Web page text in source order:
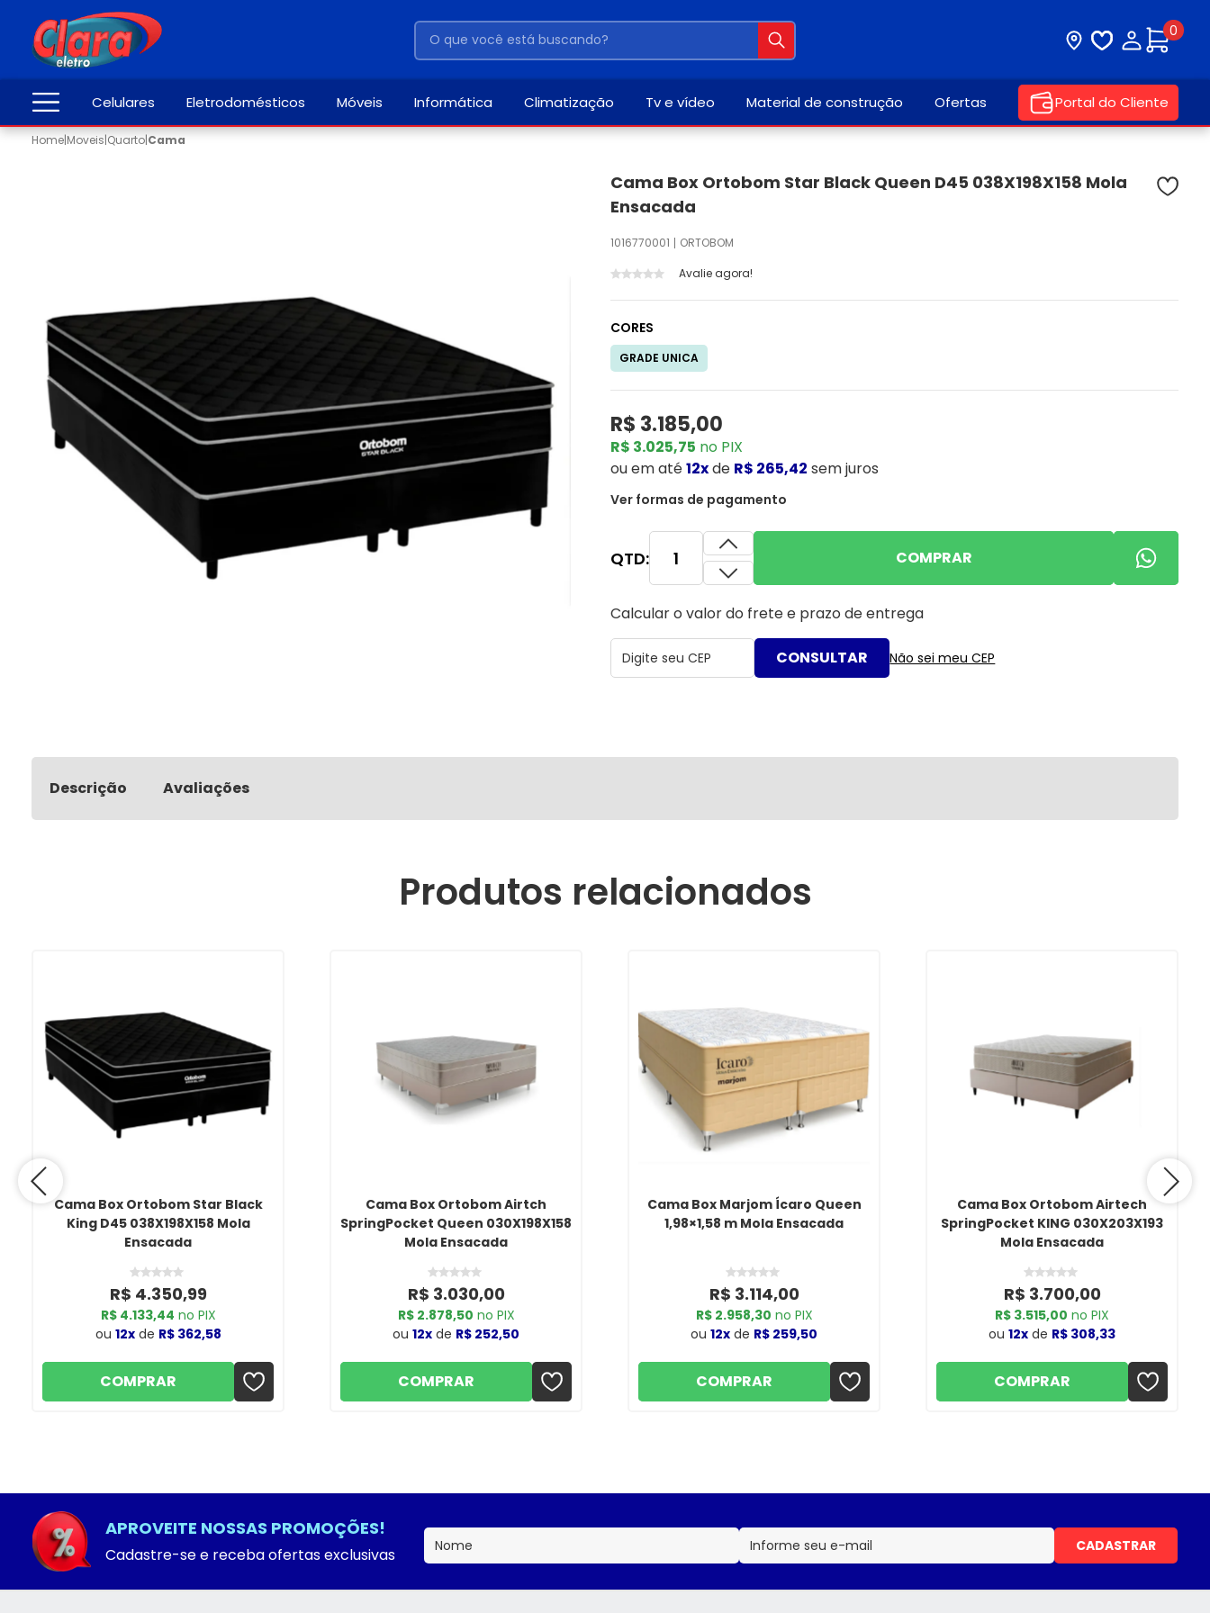
Visite nossa loja
Lista deMinha
0
Celulares Eletrodomésticos Móveis Informática Climatização Tv e vídeo Material de construção Ofertas Portal do Cliente
Home|Moveis|Quarto|Cama
Cama Box Ortobom Star Black Queen D45 038X198X158 Mola
Ensacada
1016770001
ORTOBOM
Avalie agora!
R$ 3.185,00
R$ 3.025,75 no PIX
ouem até12xde R$ 265,42 sem juros
Ver formas de pagamento
CORES
GRADE UNICA
QTD: COMPRAR
Calcular o valor do frete e prazo de entrega
Não sei meu CEP
Descrição Avaliações
Produtos relacionados
Cama Box Ortobom Star Black
King D45 038X198X158 Mola
Ensacada
R$ 4.350,99
R$ 4.133,44 no PIX
ou 12xde R$ 362,58
COMPRAR
Cama Box Ortobom Airtch
SpringPocket Queen 030X198X158
Mola Ensacada
R$ 3.030,00
R$ 2.878,50 no PIX
ou 12x de R$ 252,50
COMPRAR
Cama Box Marjom Ícaro Queen
1,98×1,58 m Mola Ensacada
R$ 3.114,00
R$ 2.958,30 no PIX
ou 12x de R$ 259,50
COMPRAR
Cama Box Ortobom Airtech
SpringPocket KING 030X203X193
Mola Ensacada
R$ 3.700,00
R$ 3.515,00 no PIX
ou 12x de R$ 308,33
COMPRAR
APROVEITE NOSSAS PROMOÇÕES!
Cadastre-se e receba ofertas exclusivas CADASTRAR